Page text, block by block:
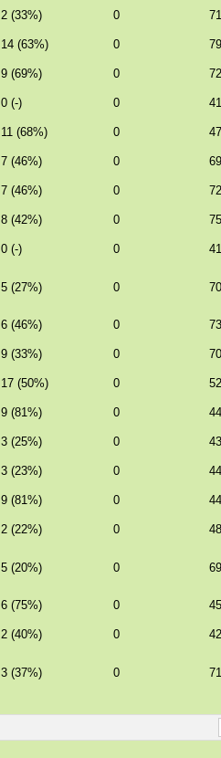
2 (33%) 0 71
14 (63%) 0 79
9 (69%) 0 72
0 (-) 0 41
11 (68%) 0 47
7 (46%) 0 69
7 (46%) 0 72
8 (42%) 0 75
0 (-) 0 41
5 (27%) 0 70
6 (46%) 0 73
9 (33%) 0 70
17 (50%) 0 52
9 (81%) 0 44
3 (25%) 0 43
3 (23%) 0 44
9 (81%) 0 44
2 (22%) 0 48
5 (20%) 0 69
6 (75%) 0 45
2 (40%) 0 42
3 (37%) 0 71